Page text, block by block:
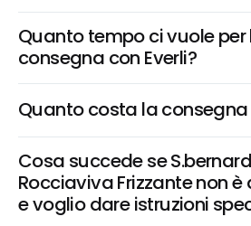
Quanto tempo ci vuole per
consegna con Everli?
Quanto costa la consegna
Cosa succede se
Rocciaviva Frizzante non è
e voglio dare istruzioni